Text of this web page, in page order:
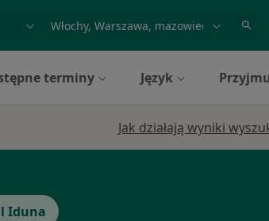
terminy Język
Jak działają wyniki
Iduna